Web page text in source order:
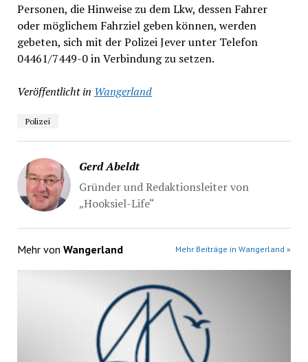
Personen, die Hinweise zu dem Lkw, dessen Fahrer
oder möglichem Fahrziel geben können, werden
gebeten, sich mit der Polizei Jever unter Telefon
04461/7449-0 in Verbindung zu setzen.
Veröffentlicht in Wangerland
Polizei
Gerd Abeldt
Gründer und Redaktionsleiter von
„Hooksiel-Life“
Mehr von Wangerland Mehr Beiträge in Wangerland »